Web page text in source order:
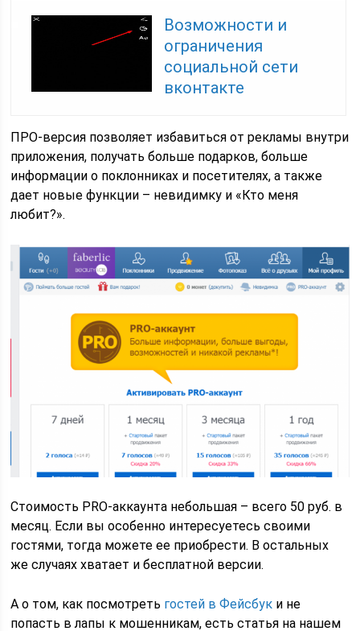
Возможности и
ограничения
социальной сети
вконтакте
ПРО-версия позволяет избавиться от рекламы внутри
приложения, получать больше подарков, больше
информации о поклонниках и посетителях, а также
дает новые функции – невидимку и «Кто меня
любит?».
Стоимость PRO-аккаунта небольшая – всего 50 руб. в
месяц. Если вы особенно интересуетесь своими
гостями, тогда можете ее приобрести. В остальных
же случаях хватает и бесплатной версии.
А о том, как посмотреть гостей в Фейсбук и не
попасть в лапы к мошенникам, есть статья на нашем